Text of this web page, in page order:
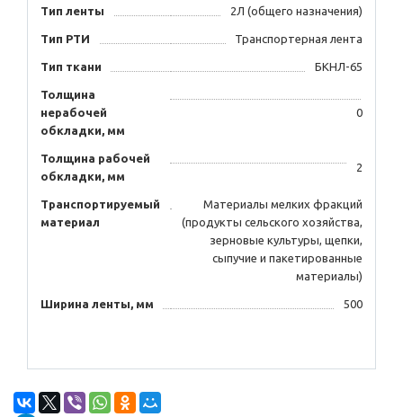
Тип ленты 2Л (общего назначения)
Тип РТИ Транспортерная лента
Тип ткани БКНЛ-65
Толщина
нерабочей
обкладки, мм
0
Толщина рабочей
обкладки, мм
2
Транспортируемый
материал
Материалы мелких фракций
(продукты сельского хозяйства,
зерновые культуры, щепки,
сыпучие и пакетированные
материалы)
Ширина ленты, мм 500